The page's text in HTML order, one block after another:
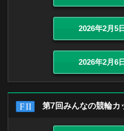
2026年2月5
2026年2月6
第7回みんなの競輪カ